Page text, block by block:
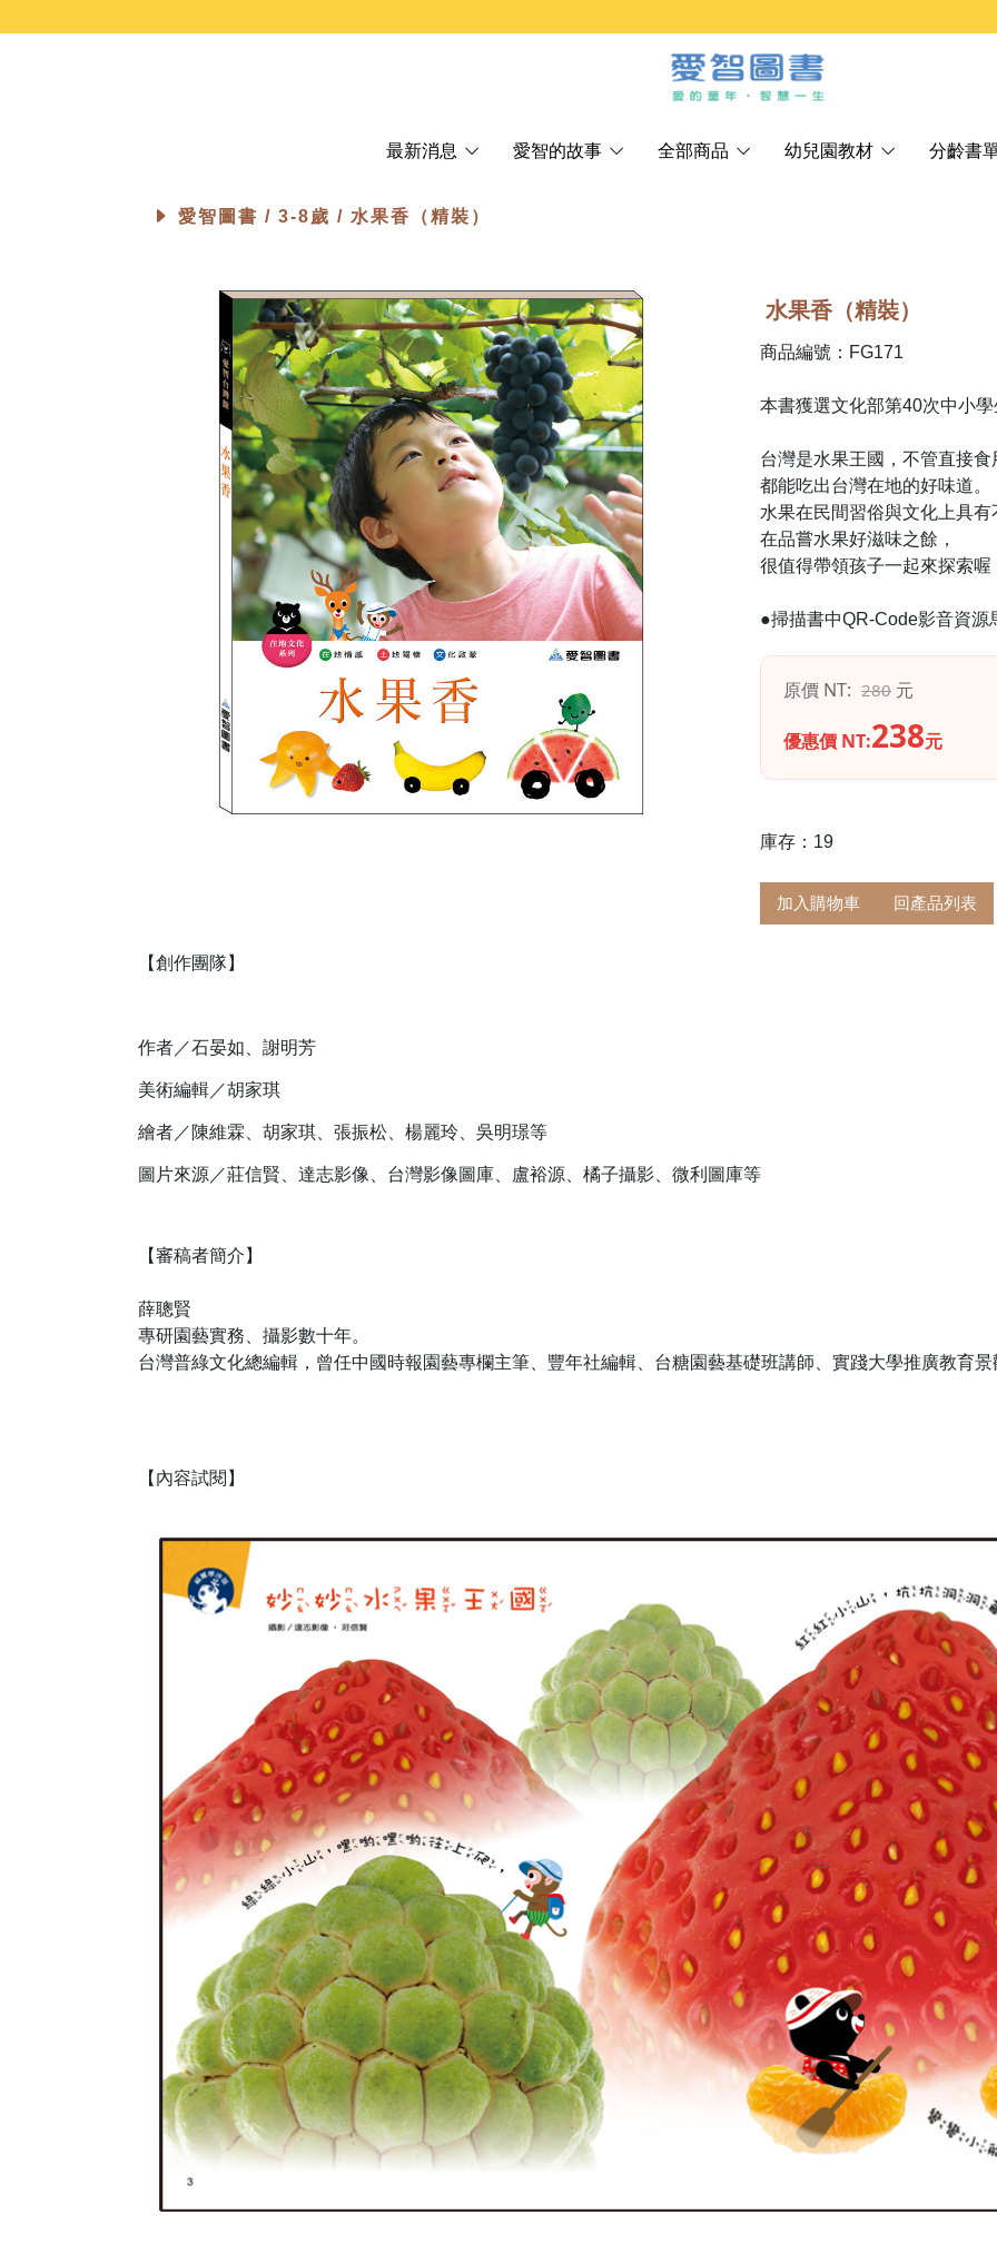
最新消息 愛智的故事 全部商品 幼兒園教材 分齡書
愛智圖書 / 3-8歲/ 水果香（精裝）
水果香（精裝）
商品編號：FG171
本書獲選文化部第40次中小學
台灣是水果王國，不管直接食
都能吃出台灣在地的好味道。
水果在民間習俗與文化上具有
在品嘗水果好滋味之餘，
很值得帶領孩子一起來探索喔
●掃描書中QR-Code影音資源
原價 NT: 280 元
優惠價 NT:238元
庫存：19
加入購物車 回產品列表
【創作團隊】
作者／石晏如、謝明芳
美術編輯／胡家琪
繪者／陳維霖、胡家琪、張振松、楊麗玲、吳明璟等
圖片來源／莊信賢、達志影像、台灣影像圖庫、盧裕源、橘子攝影、微利圖庫等
【審稿者簡介】
薛聰賢
專研園藝實務、攝影數十年。
台灣普綠文化總編輯，曾任中國時報園藝專欄主筆、豐年社編輯、台糖園藝基礎班講師、實踐大學推廣教育景
【內容試閱】